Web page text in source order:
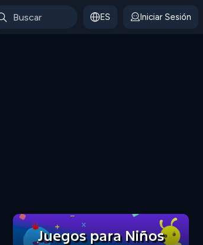
ES Iniciar Sesión
Juegos para Niños